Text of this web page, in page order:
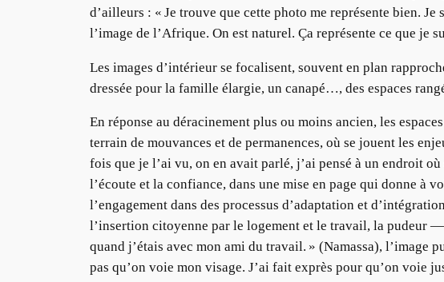
d’ailleurs : « Je trouve que cette photo me représente bien. Je
l’image de l’Afrique. On est naturel. Ça représente ce que je
Les images d’intérieur se focalisent, souvent en plan
dressée pour la famille élargie, un canapé…, des espaces
En réponse au déracinement plus ou moins ancien, les
terrain de mouvances et de permanences, où se jouent les
fois que je l’ai vu, on en avait parlé, j’ai pensé à un endroit
l’écoute et la confiance, dans une mise en page qui donne à
l’engagement dans des processus d’adaptation et
l’insertion citoyenne par le logement et le travail, la pudeur
quand j’étais avec mon ami du travail. » (Namassa),
pas qu’on voie mon visage. J’ai fait exprès pour qu’on voie